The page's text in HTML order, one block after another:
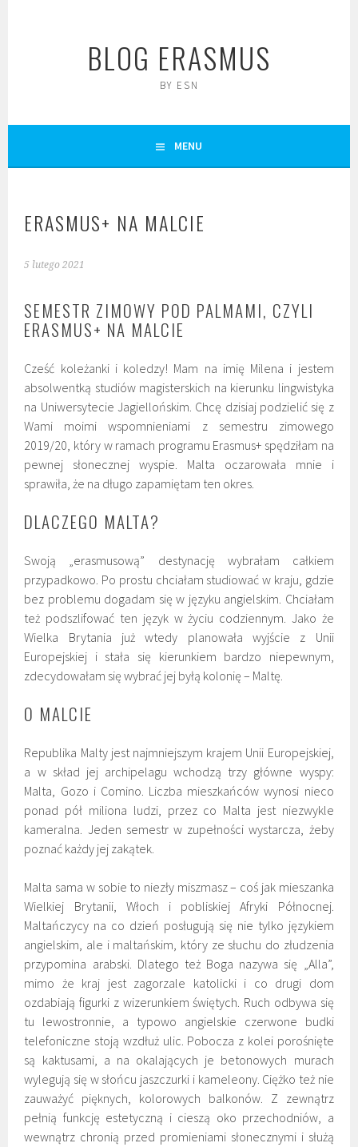
BLOG ERASMUS
BY ESN
MENU
ERASMUS+ NA MALCIE
5 lutego 2021
SEMESTR ZIMOWY POD PALMAMI, CZYLI
ERASMUS+ NA MALCIE
Cześć koleżanki i koledzy! Mam na imię Milena i jestem
absolwentką studiów magisterskich na kierunku lingwistyka
na Uniwersytecie Jagiellońskim. Chcę dzisiaj podzielić się z
Wami moimi wspomnieniami z semestru zimowego
2019/20, który w ramach programu Erasmus+ spędziłam na
pewnej słonecznej wyspie. Malta oczarowała mnie i
sprawiła, że na długo zapamiętam ten okres.
DLACZEGO MALTA?
Swoją „erasmusową” destynację wybrałam całkiem
przypadkowo. Po prostu chciałam studiować w kraju, gdzie
bez problemu dogadam się w języku angielskim. Chciałam
też podszlifować ten język w życiu codziennym. Jako że
Wielka Brytania już wtedy planowała wyjście z Unii
Europejskiej i stała się kierunkiem bardzo niepewnym,
zdecydowałam się wybrać jej byłą kolonię – Maltę.
O MALCIE
Republika Malty jest najmniejszym krajem Unii Europejskiej,
a w skład jej archipelagu wchodzą trzy główne wyspy:
Malta, Gozo i Comino. Liczba mieszkańców wynosi nieco
ponad pół miliona ludzi, przez co Malta jest niezwykle
kameralna. Jeden semestr w zupełności wystarcza, żeby
poznać każdy jej zakątek.
Malta sama w sobie to niezły miszmasz – coś jak mieszanka
Wielkiej Brytanii, Włoch i pobliskiej Afryki Północnej.
Maltańczycy na co dzień posługują się nie tylko językiem
angielskim, ale i maltańskim, który ze słuchu do złudzenia
przypomina arabski. Dlatego też Boga nazywa się „Alla”,
mimo że kraj jest zagorzale katolicki i co drugi dom
ozdabiają figurki z wizerunkiem świętych. Ruch odbywa się
tu lewostronnie, a typowo angielskie czerwone budki
telefoniczne stoją wzdłuż ulic. Pobocza z kolei porośnięte
są kaktusami, a na okalających je betonowych murach
wylegują się w słońcu jaszczurki i kameleony. Ciężko też nie
zauważyć pięknych, kolorowych balkonów. Z zewnątrz
pełnią funkcję estetyczną i cieszą oko przechodniów, a
wewnątrz chronią przed promieniami słonecznymi i służą